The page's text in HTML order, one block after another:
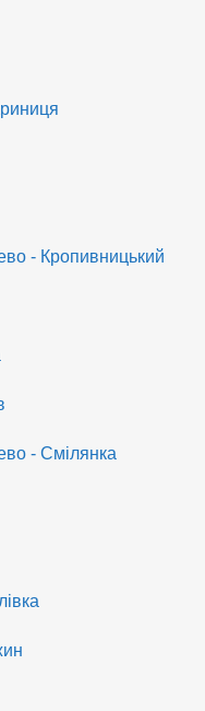
- Кропивницький
- Смілянка